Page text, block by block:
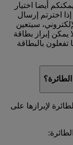
أيضا اختيار
اخترتم إرسال
سيتعين
يمكن إبراز بطاقة
بالبطاقة
لإبرازها على